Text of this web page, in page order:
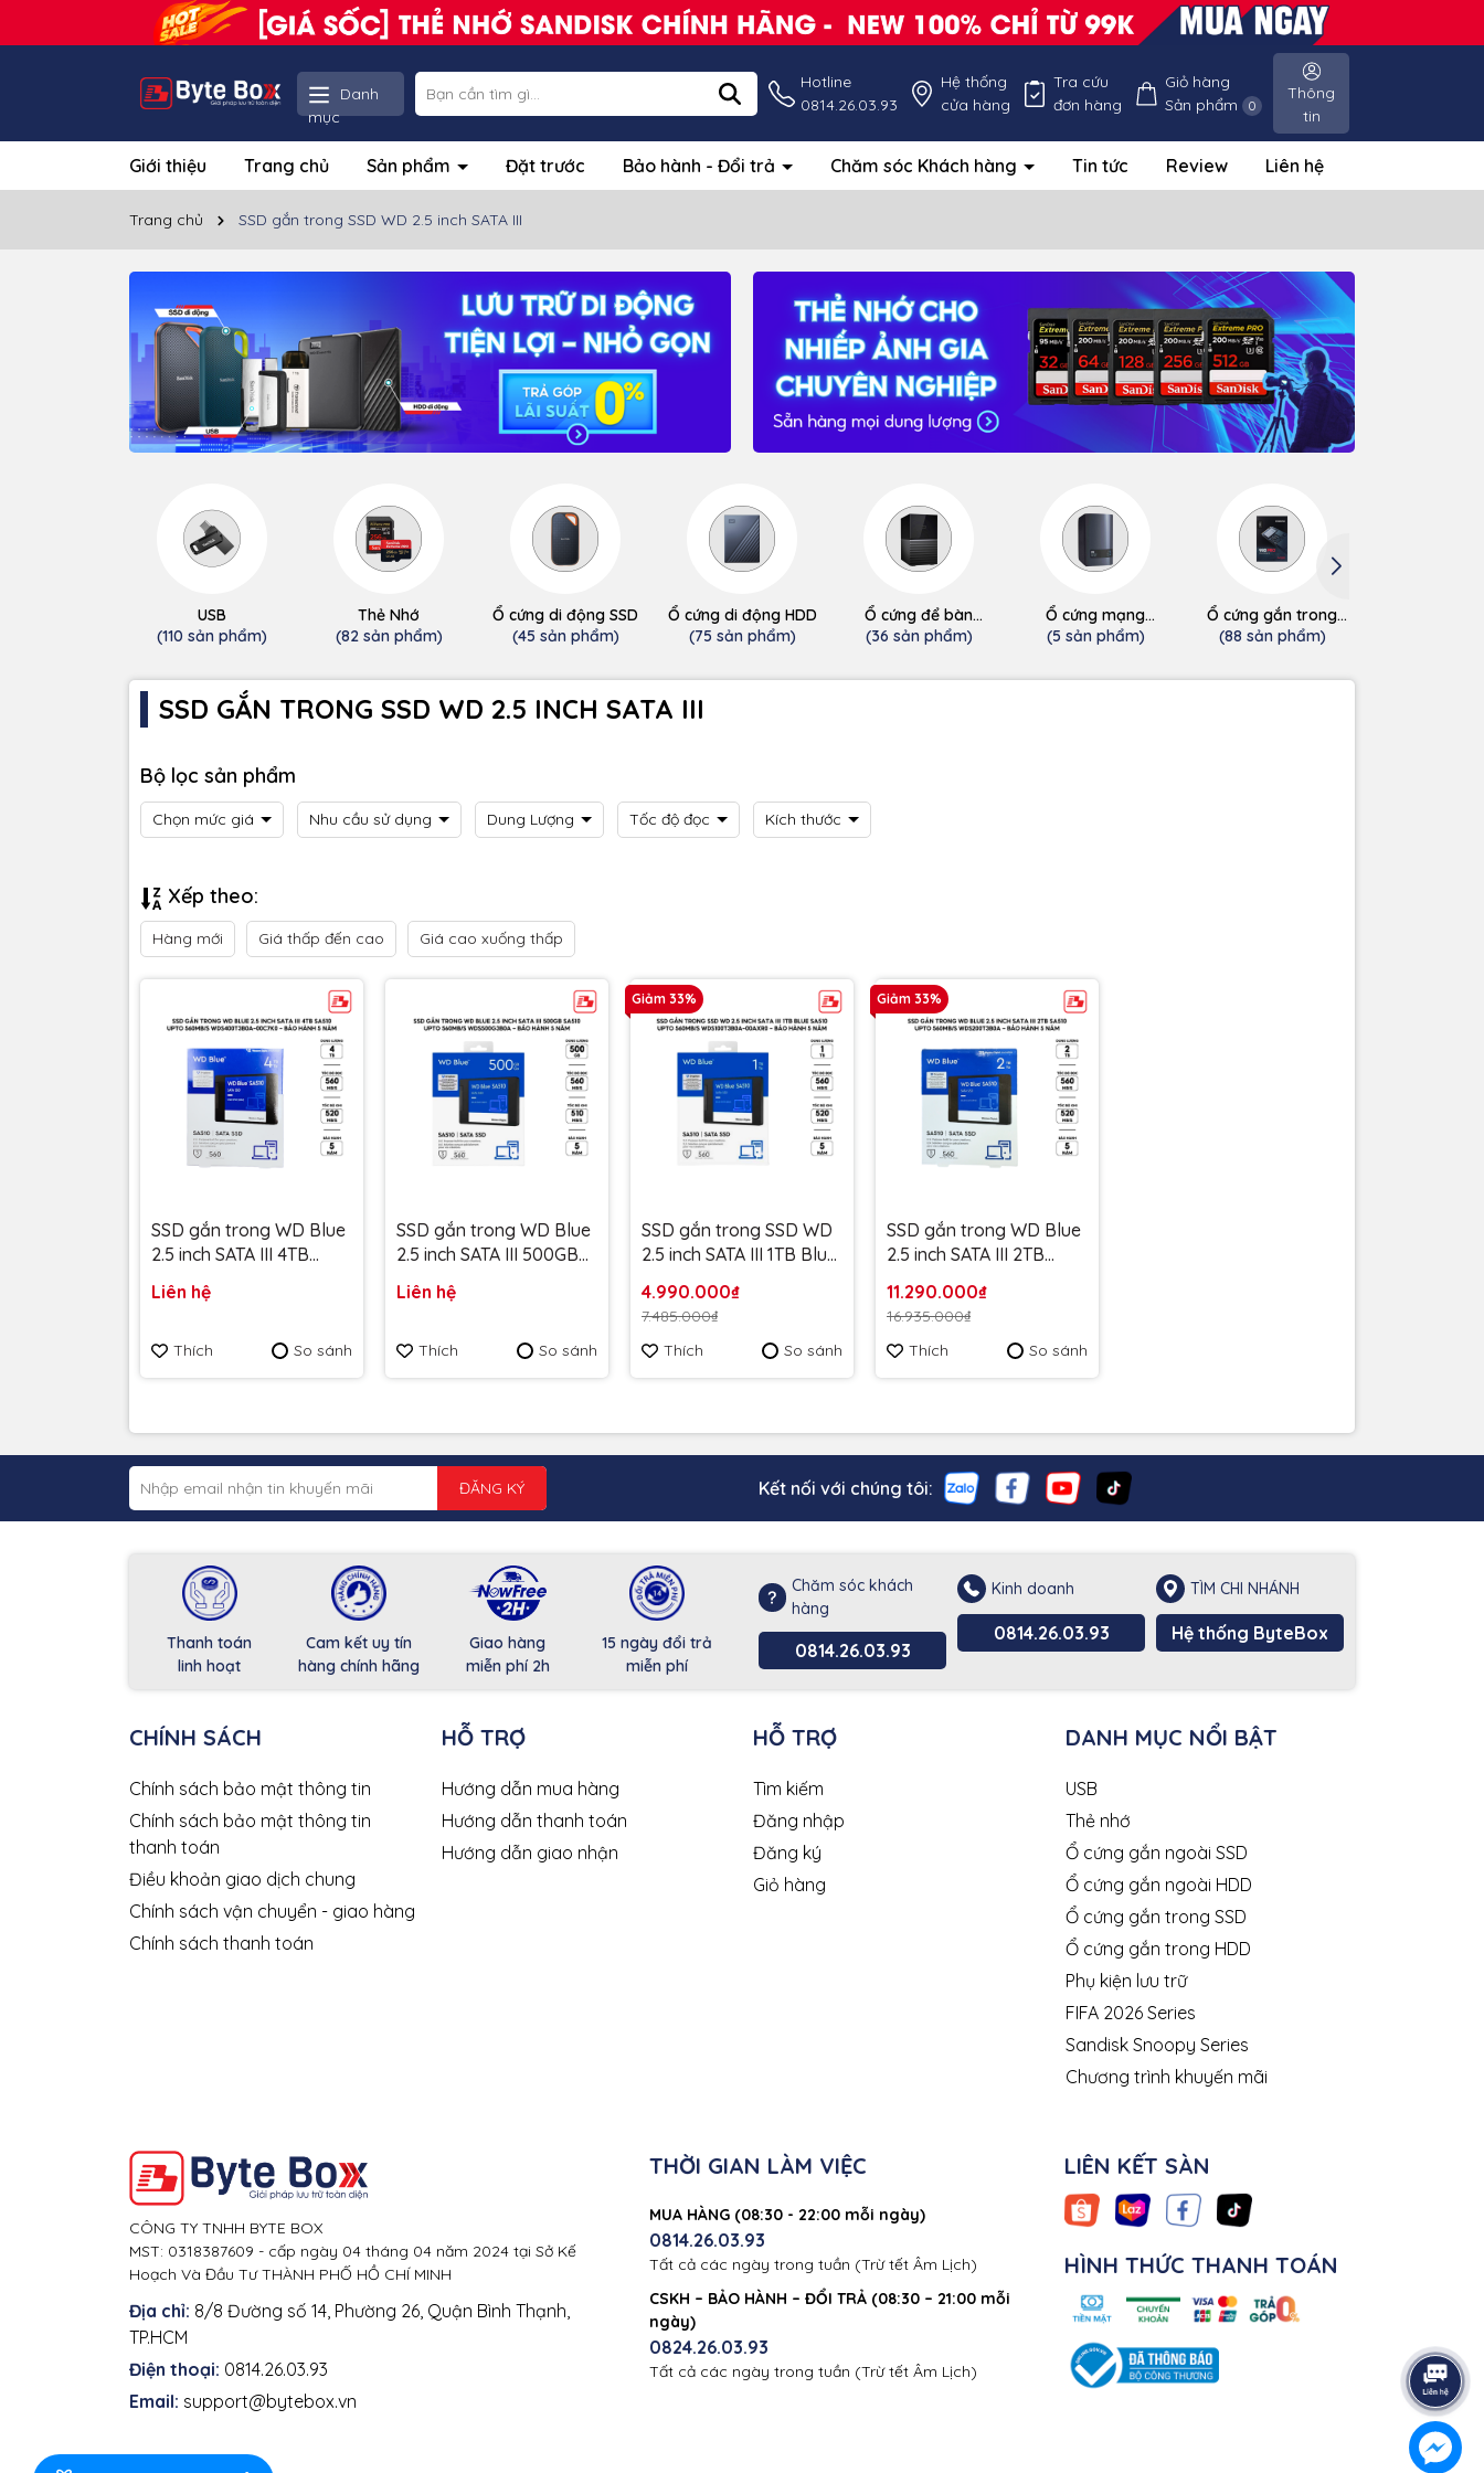
Danh
mục
Hotline
0814.26.03.93
Hệ thống
cửa hàng
Tra cứu
đơn hàng
Giỏ hàng
Sản phẩm 0
Thông
tin
Giới thiệu Trang chủ Sản phẩm Đặt trước Bảo hành - Đổi trả Chăm sóc Khách hàng Tin tức Review Liên hệ
Trang chủ SSD gắn trong SSD WD 2.5 inch SATA III
USB
(110 sản phẩm)
Thẻ Nhớ
(82 sản phẩm)
Ổ cứng di động SSD
(45 sản phẩm)
Ổ cứng di động HDD
(75 sản phẩm)
Ổ cứng để bàn
(desktop)
(36 sản phẩm)
Ổ cứng mạng
(NAS/Cloud)
(5 sản phẩm)
Ổ cứng gắn trong
SSD
(88 sản phẩm)
SSD GẮN TRONG SSD WD 2.5 INCH SATA III
Bộ lọc sản phẩm
Chọn mức giá Nhu cầu sử dụng Dung Lượng Tốc độ đọc Kích thước
Xếp theo:
Hàng mới Giá thấp đến cao Giá cao xuống thấp
SSD gắn trong WD Blue
2.5 inch SATA III 4TB
WDS400T3B0A-00C7K0
Liên hệ
Thích So sánh
SSD gắn trong WD Blue
2.5 inch SATA III 500GB
WDS500G3B0A - Bảo
Liên hệ
Thích So sánh
Giảm 33%
SSD gắn trong SSD WD
2.5 inch SATA III 1TB Blue
WDS100T3B0A-00AXR0
- Bảo Hành 5 năm
4.990.000₫
7.485.000₫
Thích
So sánh
Giảm 33%
SSD gắn trong WD Blue
2.5 inch SATA III 2TB
WDS200T3B0A - Bảo
Hành 5 năm
11.290.000₫
16.935.000₫
Thích
So sánh
ĐĂNG KÝ Kết nối với chúng tôi:
Thanh toán
linh hoạt
Cam kết uy tín
hàng chính hãng
Giao hàng
miễn phí 2h
15 ngày đổi trả
miễn phí
Chăm sóc khách
hàng
0814.26.03.93
Kinh doanh
0814.26.03.93
TÌM CHI NHÁNH
Hệ thống ByteBox
CHÍNH SÁCH
Chính sách bảo mật thông tin
Chính sách bảo mật thông tin
thanh toán
Điều khoản giao dịch chung
Chính sách vận chuyển - giao hàng
Chính sách thanh toán
HỖ TRỢ
Hướng dẫn mua hàng
Hướng dẫn thanh toán
Hướng dẫn giao nhận
HỖ TRỢ
Tìm kiếm
Đăng nhập
Đăng ký
Giỏ hàng
DANH MỤC NỔI BẬT
USB
Thẻ nhớ
Ổ cứng gắn ngoài SSD
Ổ cứng gắn ngoài HDD
Ổ cứng gắn trong SSD
Ổ cứng gắn trong HDD
Phụ kiện lưu trữ
FIFA 2026 Series
Sandisk Snoopy Series
Chương trình khuyến mãi
CÔNG TY TNHH BYTE BOX
MST: 0318387609 - cấp ngày 04 tháng 04 năm 2024 tại Sở Kế
Hoạch Và Đầu Tư THÀNH PHỐ HỒ CHÍ MINH
Địa chỉ: 8/8 Đường số 14, Phường 26, Quận Bình Thạnh,
TP.HCM
Điện thoại: 0814.26.03.93
Email: support@bytebox.vn
THỜI GIAN LÀM VIỆC
MUA HÀNG (08:30 - 22:00 mỗi ngày)
0814.26.03.93
Tất cả các ngày trong tuần (Trừ tết Âm Lịch)
CSKH – BẢO HÀNH – ĐỔI TRẢ (08:30 – 21:00 mỗi
ngày)
0824.26.03.93
Tất cả các ngày trong tuần (Trừ tết Âm Lịch)
LIÊN KẾT SÀN
HÌNH THỨC THANH TOÁN